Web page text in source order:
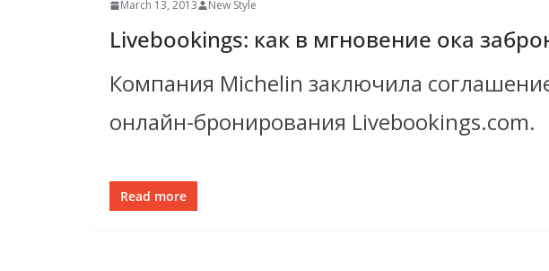
March 13, 2013 New Style
Livebookings: как в мгновение ока
Компания Michelin заключила
онлайн-бронирования Livebookings.com.
Read more